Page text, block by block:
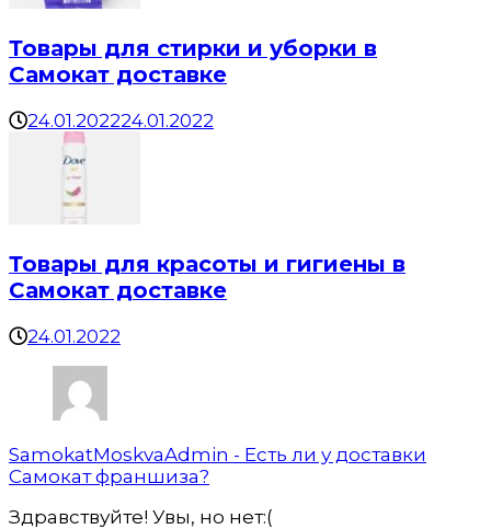
Товары для стирки и уборки в
Самокат доставке
24.01.202224.01.2022
Товары для красоты и гигиены в
Самокат доставке
24.01.2022
SamokatMoskvaAdmin - Есть ли у доставки
Самокат франшиза?
Здравствуйте! Увы, но нет:(